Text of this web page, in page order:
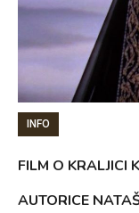
INFO
FILM O KRALJICI
AUTORICE